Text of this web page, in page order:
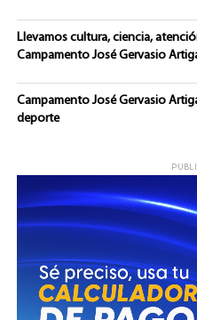
Llevamos cultura, ciencia,
Campamento José Gervasio
Campamento José Gervasio
deporte